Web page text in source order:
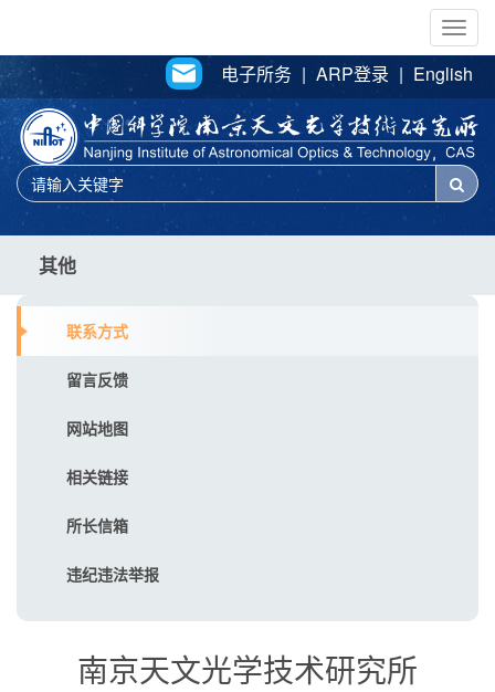
电子所务 | ARP登录 | English
其他
联系方式
留言反馈
网站地图
相关链接
所长信箱
违纪违法举报
南京天文光学技术研究所